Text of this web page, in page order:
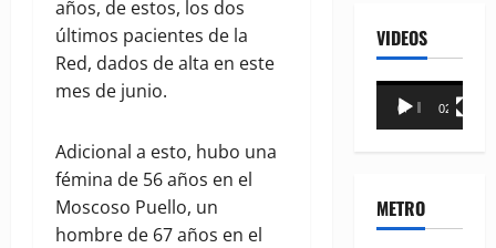
años, de estos, los dos
últimos pacientes de la
Red, dados de alta en este
mes de junio.
Adicional a esto, hubo una
fémina de 56 años en el
Moscoso Puello, un
hombre de 67 años en el
VIDEOS
Reproductor
00:00 02:18
METRO